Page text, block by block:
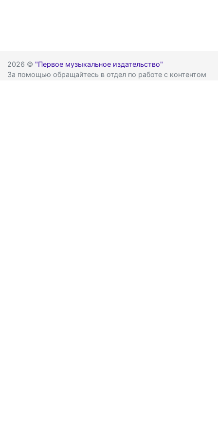
2026 © "Первое музыкальное издательство"
За помощью обращайтесь в отдел по работе с контентом